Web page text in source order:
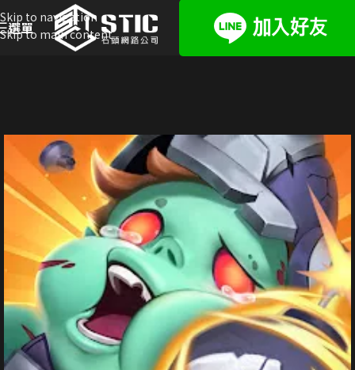
Skip to navigation
Skip to main content
選單